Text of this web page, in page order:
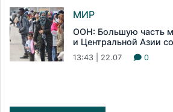
МИР
ООН: Большую часть
и Центральной Азии
13:43 | 22.07 0